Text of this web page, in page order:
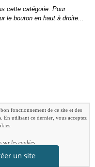
cette catégorie. Pour
le bouton en haut à droite...
un site
fonctionnement de ce site et des
En utilisant ce dernier, vous acceptez
sur les cookies